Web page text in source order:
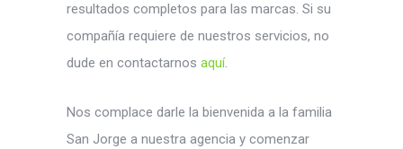
resultados completos para las marcas. Si su
compañía requiere de nuestros servicios, no
dude en contactarnos aquí.
Nos complace darle la bienvenida a la familia
San Jorge a nuestra agencia y comenzar